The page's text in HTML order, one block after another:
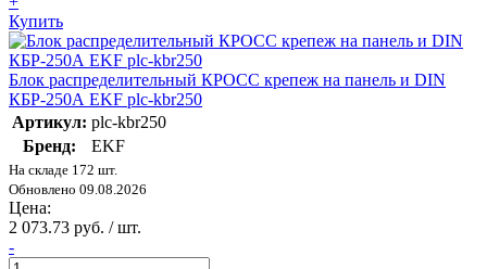
Купить
Блок распределительный КРОСС крепеж на панель и DIN
КБР-250А EKF plc-kbr250
Артикул: plc-kbr250
Бренд:
EKF
На складе 172 шт.
Обновлено 09.08.2026
Цена:
2 073.73 руб. / шт.
-